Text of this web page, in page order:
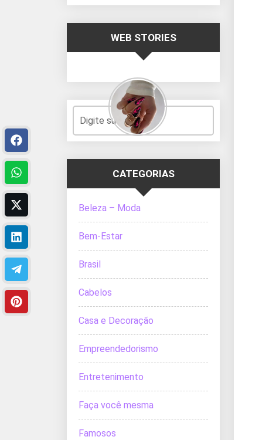
WEB STORIES
CATEGORIAS
Beleza – Moda
Bem-Estar
Brasil
Cabelos
Casa e Decoração
Empreendedorismo
Entretenimento
Faça você mesma
Famosos